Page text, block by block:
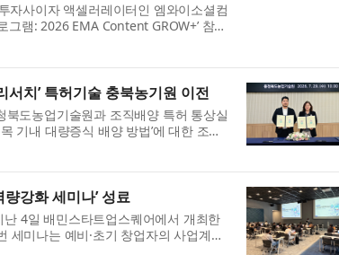
자사이자 액셀러레이터인 엠와이소셜컴
램: 2026 EMA Content GROW+’ 참여
서치’ 특허기술 충북농기원 이전
도농업기술원과 조직배양 특허 통상실
기내 대량증식 배양 방법’에 대한 조직
강화 세미나’ 성료
4일 배민스타트업스퀘어에서 개최한
세미나는 예비·초기 창업자의 사업계획